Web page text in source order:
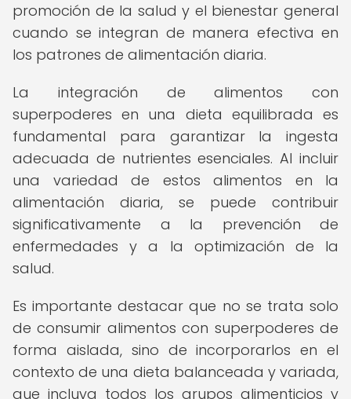
promoción de la salud y el bienestar general
cuando se integran de manera efectiva en
los patrones de alimentación diaria.
La integración de alimentos con
superpoderes en una dieta equilibrada es
fundamental para garantizar la ingesta
adecuada de nutrientes esenciales. Al incluir
una variedad de estos alimentos en la
alimentación diaria, se puede contribuir
significativamente a la prevención de
enfermedades y a la optimización de la
salud.
Es importante destacar que no se trata solo
de consumir alimentos con superpoderes de
forma aislada, sino de incorporarlos en el
contexto de una dieta balanceada y variada,
que incluya todos los grupos alimenticios y